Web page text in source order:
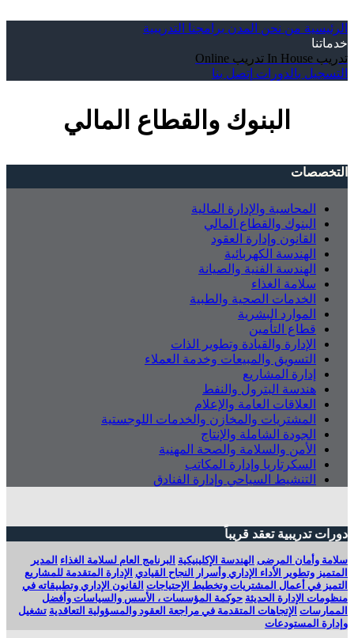
الرئيسية من نحن المدن برامجنا التدريبية
خدماتنا
تدريب In House
تدريب Online
التسجيل بالدورات إتصل بنا
البنوك والقطاع المالي
التخصصات
المحاسبة والإدارة المالية
البنوك والقطاع المالي
القانون وإدارة العقود
الهندسة الكهربائية
الهندسة الفنية والصيانة
سلامة الغذاء
الخدمات الصحية والطبية
الموارد البشرية
قطاع التأمين
الإدارة والقيادة وتطوير الذات
التسويق والمبيعات وخدمة العملاء
إدارة المشاريع
هندسة البترول والنفط
العلاقات العامة والإعلام
المشتريات والمخازن والخدمات اللوجستية
الجودة الشاملة والإنتاج
الأمن والسلامة والصحة المهنية
السكرتاريا وإدارة المكاتب
التنشيط السياحي وإدارة الفنادق
دورات تدريبية تعقد قريباً
سلامة وأمان المرضى الهندسة الإكلينيكية البرنامج العام لسلامة الغذاء المدير
المتميز وتطوير الأداء الإداري وأسرار النجاح القيادي الإدارة المتقدمة للمشاريع
التميز في أعمال المشتريات وتخطيط الإحتياجات القانون الإداري وتطبيقاته في
منظومات الإدارة الحديثة حوكمة المؤسسات ، الأسس والسياسات وأفضل
الممارسات الإتجاهات المتقدمة في مراجعة العقود والمسؤولية التعاقدية تشغيل
وإدارة المستودعات